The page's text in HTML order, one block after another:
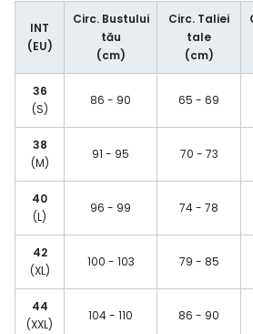
INT
(EU)
Circ. Bustului
tău
(cm)
Circ. Taliei
tale
(cm)
36
(S)
86 - 90 65 - 69
38
(M)
91 - 95 70 - 73
40
(L)
96 - 99 74 - 78
42
(XL)
100 - 103 79 - 85
44
(XXL)
104 - 110 86 - 90